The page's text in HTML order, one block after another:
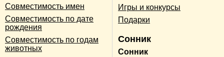
Совместимость имен
Совместимость по дате
рождения
Совместимость по годам
животных
Игры и конкурсы
Подарки
Сонник
Сонник